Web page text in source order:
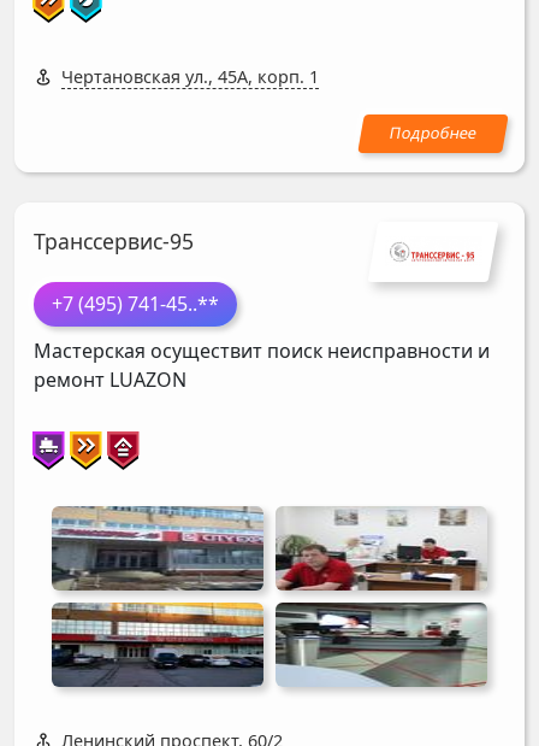
Чертановская ул., 45А, корп. 1
Транссервис-95
+7 (495) 741-45..**
Мастерская осуществит поиск неисправности и
ремонт LUAZON
Ленинский проспект, 60/2